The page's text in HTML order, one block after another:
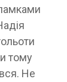
тому
Не